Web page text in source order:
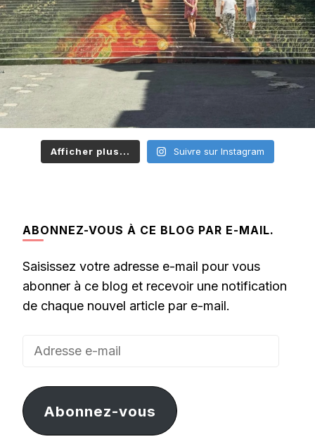
Afficher plus... Suivre sur Instagram
ABONNEZ-VOUS À CE BLOG PAR E-MAIL.
Saisissez votre adresse e-mail pour vous
abonner à ce blog et recevoir une notification
de chaque nouvel article par e-mail.
Adresse
mail
Abonnez-vous